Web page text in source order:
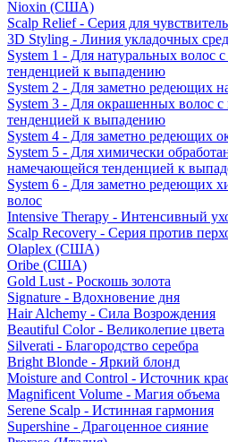
Nioxin (США)
Scalp Relief - Серия для
3D Styling - Линия укладочных
System 1 - Для натуральных волос
тенденцией к выпадению
System 2 - Для заметно редеющих
System 3 - Для окрашенных волос
тенденцией к выпадению
System 4 - Для заметно редеющих
System 5 - Для химически
намечающейся тенденцией к
System 6 - Для заметно редеющих
волос
Intensive Therapy - Интенсивный
Scalp Recovery - Серия против
Olaplex (США)
Oribe (США)
Gold Lust - Роскошь золота
Signature - Вдохновение дня
Hair Alchemy - Сила Возрождения
Beautiful Color - Великолепие цвета
Silverati - Благородство серебра
Bright Blonde - Яркий блонд
Moisture and Control - Источник
Magnificent Volume - Магия объема
Serene Scalp - Истинная гармония
Supershine - Драгоценное сияние